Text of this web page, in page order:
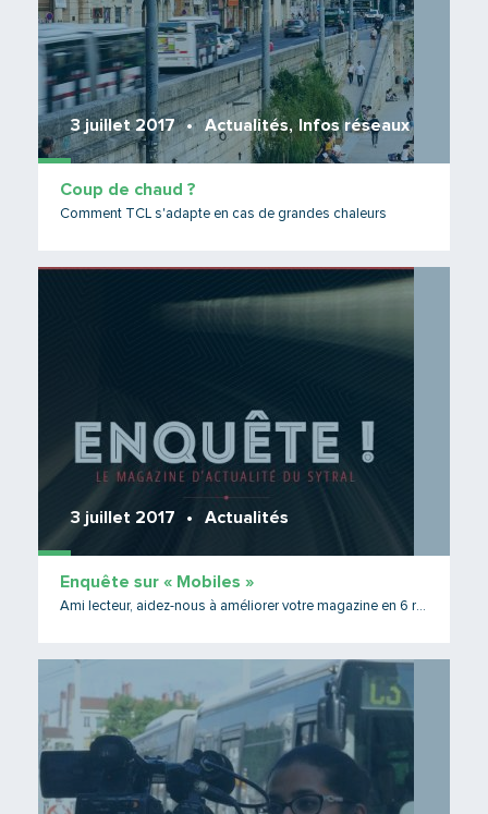
3 juillet 2017 Actualités, Infos réseaux
Coup de chaud ?
Comment TCL s'adapte en cas de grandes chaleurs
3 juillet 2017 Actualités
Enquête sur « Mobiles »
Ami lecteur, aidez-nous à améliorer votre magazine en 6 réponses